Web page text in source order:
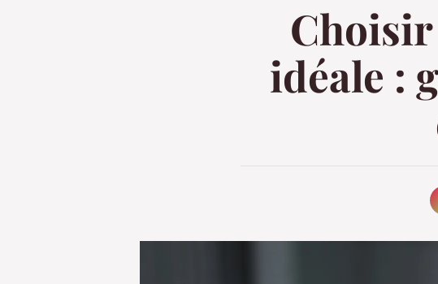
idéale :